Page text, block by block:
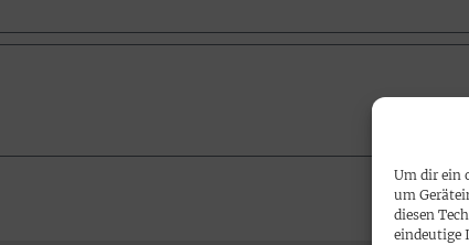
Um dir ein
um
diesen
eindeutige